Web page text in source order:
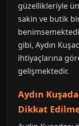
güzellikleriyle
sakin ve butik
gibi, Aydın
ihtiyaçlarına
gelişmektedir.
Aydın
Dikkat